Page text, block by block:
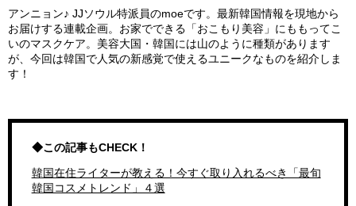
アンニョン♪ JJソウル特派員のmoeです。最新韓国情報を現地から
お届けする連載企画。 お家でできる「おこもり美容」にももってこ
いのマスクケア。 美容大国・韓国には山のように種類があります
が、今回は韓国で人気の新感覚で使えるユニークなものを紹介しま
す！
◆この記事もCHECK！
韓国在住ライターが教える！今すぐ取り入れるべき「最旬
韓国コスメトレンド」４選